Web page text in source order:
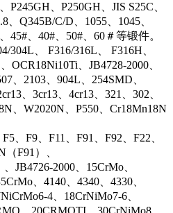
P245GH、P250GH、JIS S25C、
、Q345B/C/D、1055、1045、
45#、40#、50#、60＃等锻件。
304L、 F316/316L、 F316H、
OCR18Ni10Ti、JB4728-2000、
、2103、904L、254SMD、
、3cr13、4cr13、321、302、
、W2020N、P550、Cr18Mn18N
、F9、F11、F91、F92、F22、
F91）、
JB4726-2000、15CrMo、
、4140、4340、4330、
4、18CrNiMo7-6、